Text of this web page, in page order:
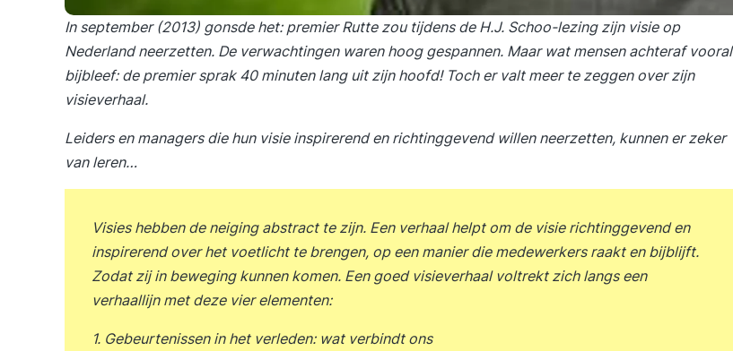
In september (2013) gonsde het: premier Rutte zou tijdens de H.J. Schoo-lezing zijn visie op
Nederland neerzetten. De verwachtingen waren hoog gespannen. Maar wat mensen achteraf vooral
bijbleef: de premier sprak 40 minuten lang uit zijn hoofd! Toch er valt meer te zeggen over zijn
visieverhaal.
Leiders en managers die hun visie inspirerend en richtinggevend willen neerzetten, kunnen er zeker
van leren…
Visies hebben de neiging abstract te zijn. Een verhaal helpt om de visie richtinggevend en
inspirerend over het voetlicht te brengen, op een manier die medewerkers raakt en bijblijft.
Zodat zij in beweging kunnen komen. Een goed visieverhaal voltrekt zich langs een
verhaallijn met deze vier elementen:
1. Gebeurtenissen in het verleden: wat verbindt ons